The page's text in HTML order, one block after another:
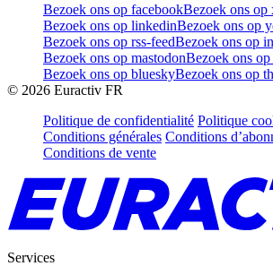
Bezoek ons op facebookBezoek ons op
Bezoek ons op linkedinBezoek ons op
Bezoek ons op rss-feedBezoek ons op
Bezoek ons op mastodonBezoek ons
Bezoek ons op blueskyBezoek ons op
© 2026 Euractiv FR
Politique de confidentialité Politique
Conditions générales Conditions
Conditions de vente
Services